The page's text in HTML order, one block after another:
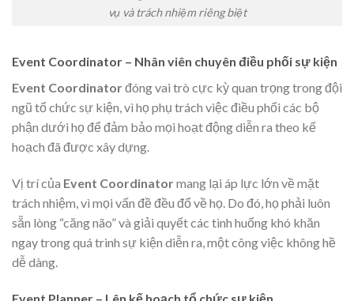
vụ và trách nhiệm riêng biệt
Event Coordinator – Nhân viên chuyên điều phối sự kiện
Event Coordinatorđóng vai trò cực kỳ quan trọng trong đội
ngũ tổ chức sự kiện, vì họ phụ trách việc điều phối các bộ
phận dưới họ để đảm bảo mọi hoạt động diễn ra theo kế
hoạch đã được xây dựng.
Vị trí của Event Coordinatormang lại áp lực lớn về mặt
trách nhiệm, vì mọi vấn đề đều đổ về họ. Do đó, họ phải luôn
sẵn lòng “căng não” và giải quyết các tình huống khó khăn
ngay trong quá trình sự kiện diễn ra, một công việc không hề
dễ dàng.
Event Planner – Lên kế hoạch tổ chức sự kiện